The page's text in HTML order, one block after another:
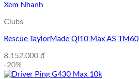
Xem Nhanh
Clubs
Rescue TaylorMade Qi10 Max AS TM60
8.152.000 ₫
-20%